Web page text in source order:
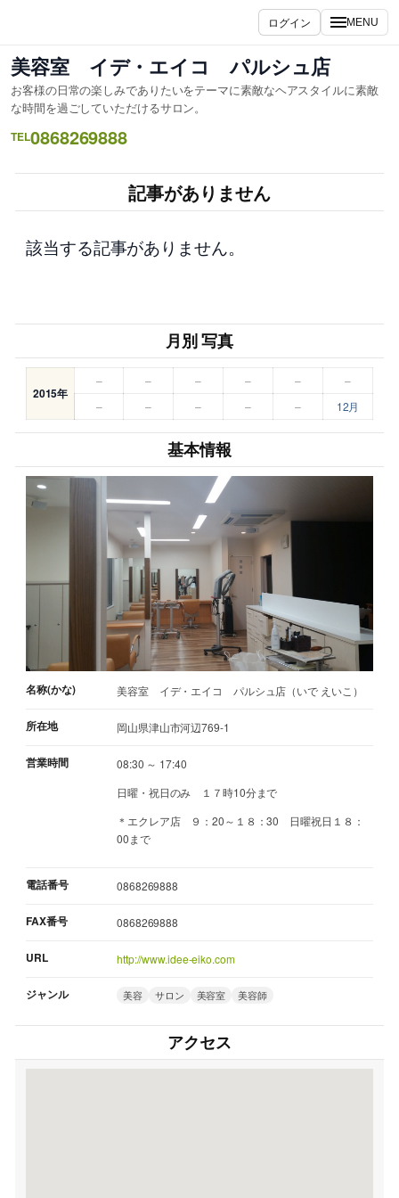
を
ス
キ
ッ
プ
ログイン MENU
美容室 イデ・エイコ パルシュ店
お客様の日常の楽しみでありたいをテーマに素敵なヘアスタイルに素敵
な時間を過ごしていただけるサロン。
TEL0868269888
記事がありません
該当する記事がありません。
月別 写真
2015年
– – – – –
–
–
– – – – 12月
基本情報
名称(かな) 美容室 イデ・エイコ パルシュ店（いで えいこ）
所在地 岡山県津山市河辺769-1
営業時間
08:30 ～ 17:40
日曜・祝日のみ １７時10分まで
＊エクレア店 ９：20～１８：30 日曜祝日１８：
00まで
電話番号 0868269888
FAX番号 0868269888
URL http://www.idee-eiko.com
ジャンル 美容 サロン 美容室 美容師
アクセス